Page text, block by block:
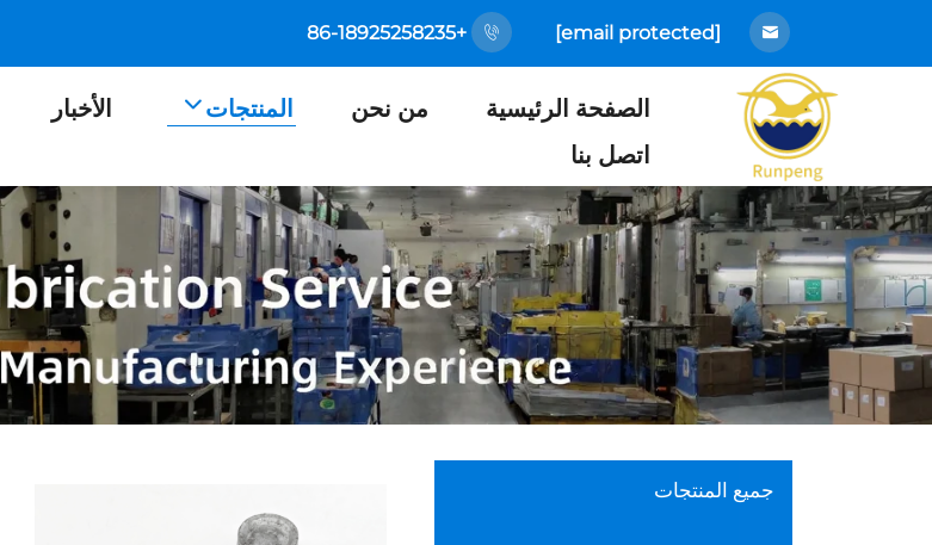
[email protected]
+86-18925258235
الصفحة الرئيسية من نحن المنتجات الأخبار
اتصل بنا
جميع المنتجات